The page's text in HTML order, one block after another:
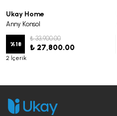
Ukay Home
Anny Konsol
%18
₺ 33,900.00
₺ 27,800.00
2 İçerik